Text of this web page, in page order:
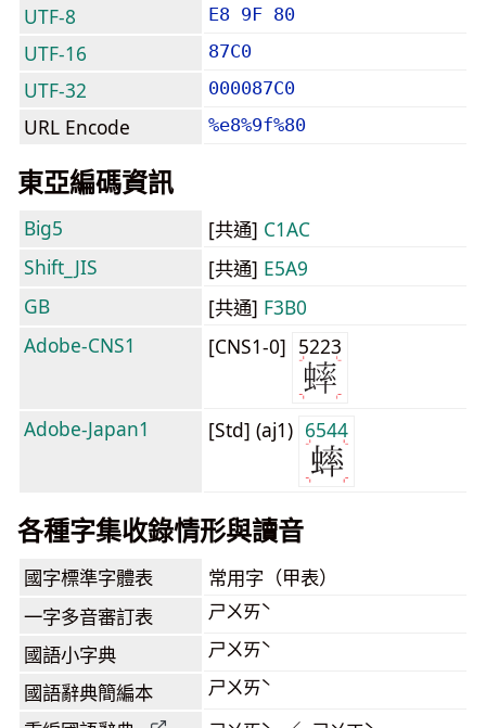
UTF-8 E8 9F 80
UTF-16 87C0
UTF-32 000087C0
URL Encode %e8%9f%80
東亞編碼資訊
Big5 [共通] C1AC
Shift_JIS
[共通] E5A9
GB
[共通] F3B0
Adobe-CNS1
[CNS1-0] 5223
Adobe-Japan1 [Std] (aj1) 6544
各種字集收錄情形與讀音
國字標準字體表 常用字（甲表）
一字多音審訂表 ㄕㄨㄞˋ
國語小字典 ㄕㄨㄞˋ
國語辭典簡編本 ㄕㄨㄞˋ